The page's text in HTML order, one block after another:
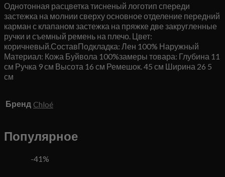
Однотонная расцветка тисненый логотип спереди
застежка на молнии сверху основное отделение передний
карман с клапаном застежка на пряжке две закругленные
ручки и съемный ремень на плечо. Цвет:
коричневый.СоставПодкладка: Лен 100% Наружный
Материал: Кожа Буйвола 100%замеры товара: Глубина 11
см Ручка 9 см Высота 16 см Ремешок. 45 см Ширина 26 5
см
Бренд Chloé
Популярное
-41%